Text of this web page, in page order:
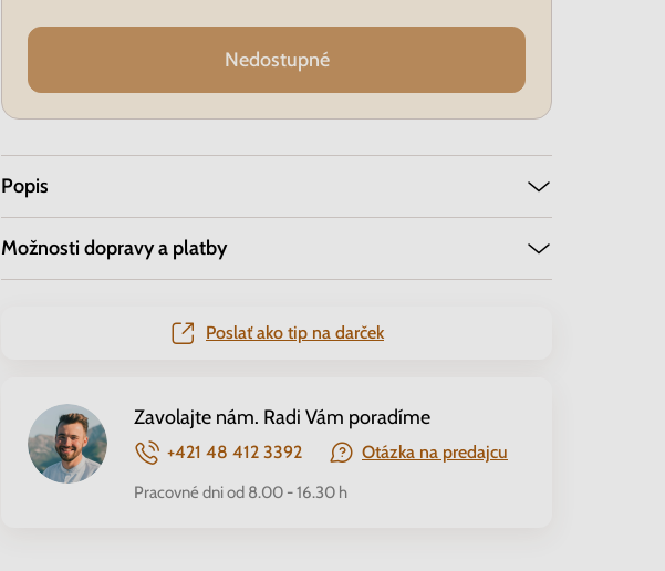
Nedostupné
Popis
Možnosti dopravy a platby
Poslať ako tip na darček
Zavolajte nám. Radi Vám poradíme
+421 48 412 3392 Otázka na predajcu
Pracovné dni od 8.00 - 16.30 h